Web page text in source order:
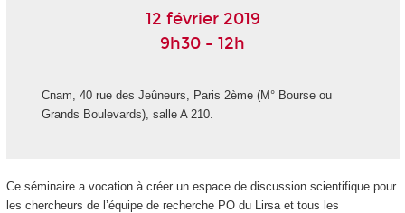
12 février 2019
9h30 - 12h
Cnam, 40 rue des Jeûneurs, Paris 2ème (M° Bourse ou
Grands Boulevards), salle A 210.
Ce séminaire a vocation à créer un espace de discussion scientifique pour
les chercheurs de l’équipe de recherche PO du Lirsa et tous les